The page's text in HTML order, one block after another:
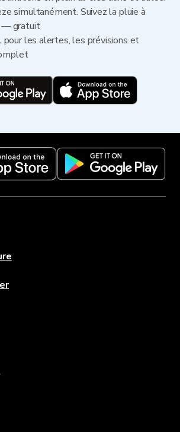
simultanément. Suivez la pluie à
— gratuit
pour les alertes, les prévisions et